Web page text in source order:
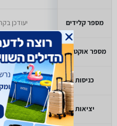
מספר קלידים
מספר אוקטבות
כניסות
יציאות
יעודכן
יעודכן
יעודכן